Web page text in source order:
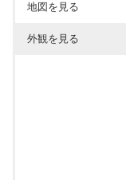
地図を見る
外観を見る